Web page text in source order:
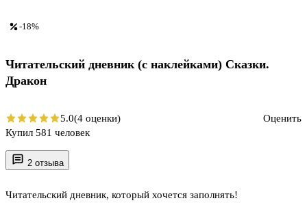
2 отзыва
Читательский дневник, который хочется заполнять!
-18%
Читательский дневник (с наклейками) Сказки.
Дракон
5.0(4 оценки)
Оценить
Купил 581 человек